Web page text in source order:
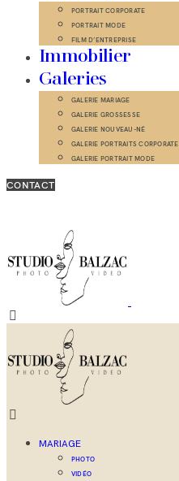
PORTRAIT CORPORATE
PORTRAIT MODE
FILM D’ENTREPRISE
Immobilier
Galeries
GALERIE MARIAGE
GALERIE GROSSESSE
GALERIE NOUVEAU-NÉ
GALERIE PORTRAITS CORPORATE
GALERIE PORTRAIT MODE
CONTACT
MARIAGE
PHOTO
VIDÉO